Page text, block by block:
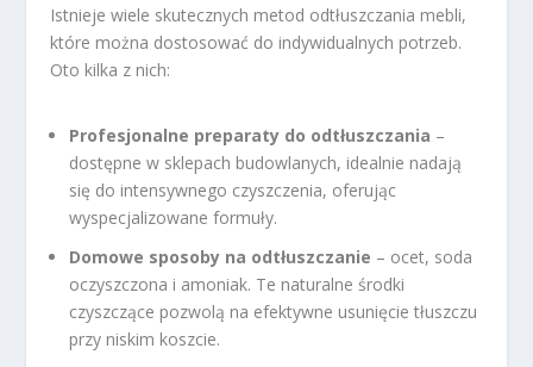
Istnieje wiele skutecznych metod odtłuszczania mebli,
które można dostosować do indywidualnych potrzeb.
Oto kilka z nich:
Profesjonalne preparaty do odtłuszczania –
dostępne w sklepach budowlanych, idealnie nadają
się do intensywnego czyszczenia, oferując
wyspecjalizowane formuły.
Domowe sposoby na odtłuszczanie – ocet, soda
oczyszczona i amoniak. Te naturalne środki
czyszczące pozwolą na efektywne usunięcie tłuszczu
przy niskim koszcie.